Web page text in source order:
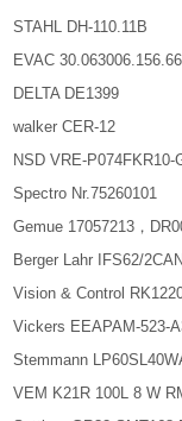
STAHL DH-110.11B
EVAC
DELTA DE1399
walker CER-12
NSD VRE-P074FKR10-
Spectro Nr.75260101
Gemue 17057213，
Berger Lahr IFS62/
Vision & Control
Vickers EEAPAM-523-
Stemmann
VEM K21R 100L 8 W